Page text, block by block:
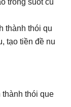
thành thói qu
tạo tiền đề nu
thói que